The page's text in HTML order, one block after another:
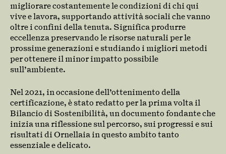
migliorare costantemente le condizioni di chi qui
vive e lavora, supportando attività sociali che vanno
oltre i confini della tenuta. Significa produrre
eccellenza preservando le risorse naturali per le
prossime generazioni e studiando i migliori metodi
per ottenere il minor impatto possibile
sull’ambiente.
Nel 2021, in occasione dell’ottenimento della
certificazione, è stato redatto per la prima volta il
Bilancio di Sostenibilità, un documento fondante che
inizia una riflessione sul percorso, sui progressi e sui
risultati di Ornellaia in questo ambito tanto
essenziale e delicato.